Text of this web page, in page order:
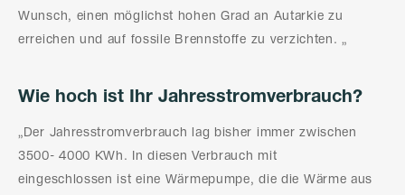
Wunsch, einen möglichst hohen Grad an Autarkie zu
erreichen und auf fossile Brennstoffe zu verzichten. „
Wie hoch ist Ihr Jahresstromverbrauch?
„Der Jahresstromverbrauch lag bisher immer zwischen
3500- 4000 KWh. In diesen Verbrauch mit
eingeschlossen ist eine Wärmepumpe, die die Wärme aus